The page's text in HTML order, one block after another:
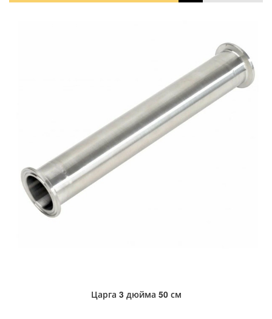
Царга 3 дюйма 50 см